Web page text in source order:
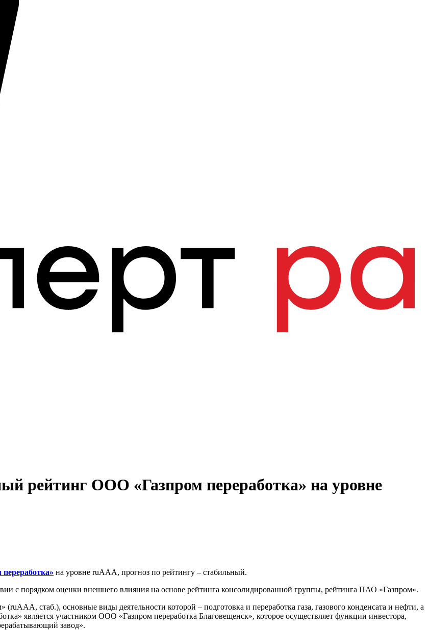
рейтинг ООО «Газпром переработка» на уровне
на уровне ruAАA, прогноз по рейтингу – стабильный.
с порядком оценки внешнего влияния на основе рейтинга консолидированной группы, рейтинга ПАО «Газпром».
стаб.), основные виды деятельности которой – подготовка и переработка газа, газового конденсата и нефти, а
является участником ООО «Газпром переработка Благовещенск», которое осуществляет функции инвестора,
завод».